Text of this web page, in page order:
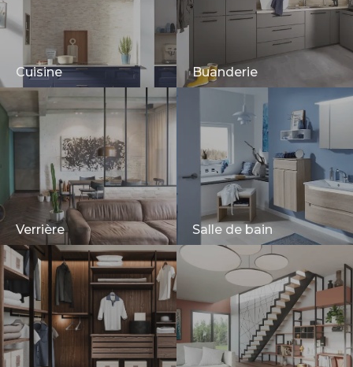
Cuisine Buanderie
Verrière Salle de bain